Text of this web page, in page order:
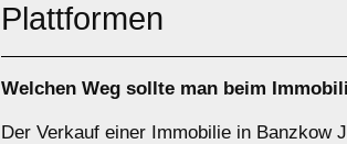
Plattformen
Welchen Weg sollte man beim
Der Verkauf einer Immobilie in Banzkow